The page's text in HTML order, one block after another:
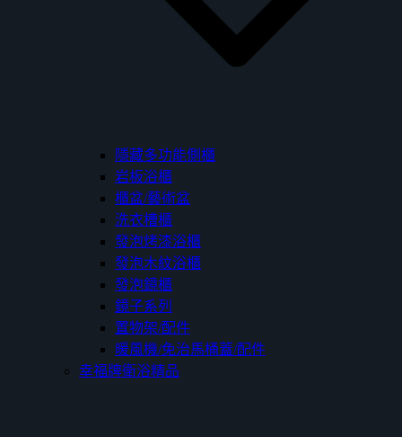
隱藏多功能側櫃
岩板浴櫃
櫃盆/藝術盆
洗衣槽櫃
發泡烤漆浴櫃
發泡木紋浴櫃
發泡鏡櫃
鏡子系列
置物架/配件
暖風機/免治馬桶蓋/配件
幸福牌衛浴精品